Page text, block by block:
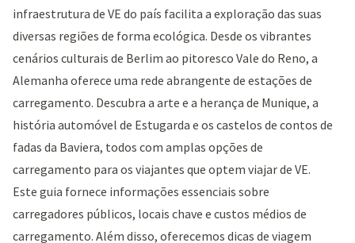
infraestrutura de VE do país facilita a exploração das suas
diversas regiões de forma ecológica. Desde os vibrantes
cenários culturais de Berlim ao pitoresco Vale do Reno, a
Alemanha oferece uma rede abrangente de estações de
carregamento. Descubra a arte e a herança de Munique, a
história automóvel de Estugarda e os castelos de contos de
fadas da Baviera, todos com amplas opções de
carregamento para os viajantes que optem viajar de VE.
Este guia fornece informações essenciais sobre
carregadores públicos, locais chave e custos médios de
carregamento. Além disso, oferecemos dicas de viagem